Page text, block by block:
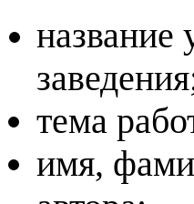
название
тема
имя,